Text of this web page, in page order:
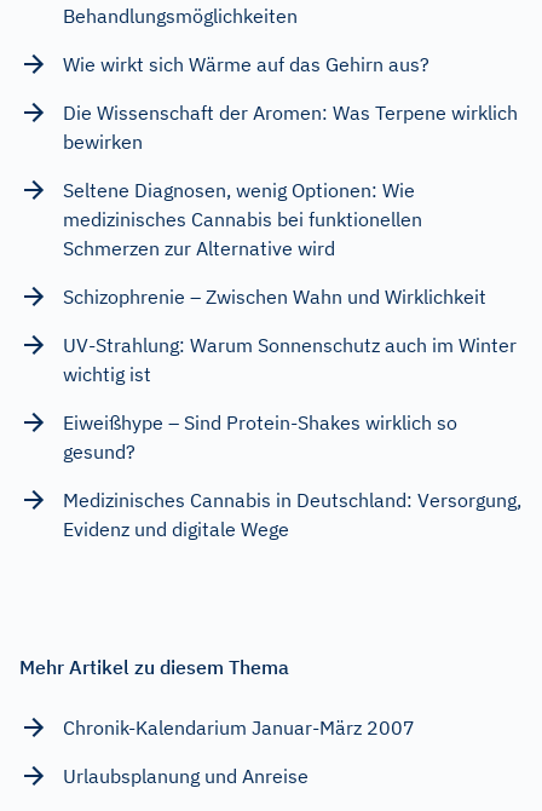
Behandlungsmöglichkeiten
Wie wirkt sich Wärme auf das Gehirn aus?
Die Wissenschaft der Aromen: Was Terpene wirklich
bewirken
Seltene Diagnosen, wenig Optionen: Wie
medizinisches Cannabis bei funktionellen
Schmerzen zur Alternative wird
Schizophrenie – Zwischen Wahn und Wirklichkeit
UV-Strahlung: Warum Sonnenschutz auch im Winter
wichtig ist
Eiweißhype – Sind Protein-Shakes wirklich so
gesund?
Medizinisches Cannabis in Deutschland: Versorgung,
Evidenz und digitale Wege
Mehr Artikel zu diesem Thema
Chronik-Kalendarium Januar-März 2007
Urlaubsplanung und Anreise